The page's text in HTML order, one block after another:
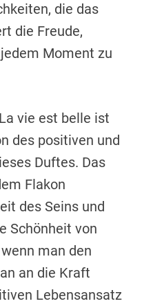
die das
die Freude,
Moment zu
vie est belle ist
des positiven und
Duftes. Das
Flakon
des Seins und
Schönheit von
man den
an die Kraft
Lebensansatz